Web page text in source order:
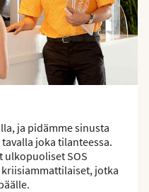
ja pidämme sinusta
joka tilanteessa.
ulkopuoliset SOS
jotka